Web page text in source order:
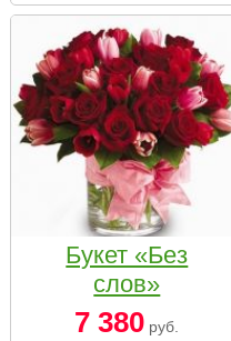
Букет «Без
слов»
7 380 руб.